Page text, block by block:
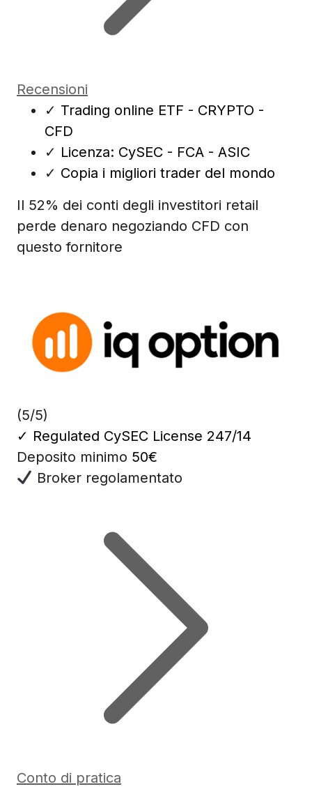
Recensioni
✓ Trading online ETF - CRYPTO -
CFD
✓ Licenza: CySEC - FCA - ASIC
✓ Copia i migliori trader del mondo
Il 52% dei conti degli investitori retail
perde denaro negoziando CFD con
questo fornitore
(5/5)
✓ Regulated CySEC License 247/14
Deposito minimo 50€
Broker regolamentato
Conto di pratica